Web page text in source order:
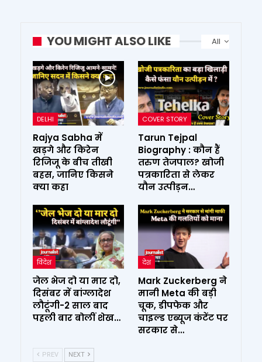
All
YOU MIGHT ALSO LIKE
DELHI
Rajya Sabha में
खड़गे और किरेन
रिजिजू के बीच तीखी
बहस, जानिए किसने
क्या कहा
COVER STORY
Tarun Tejpal
Biography : कौन हैं
तरुण तेजपाल? खोजी
पत्रकारिता से लेकर
यौन उत्पीड़न…
विदेश
जेल भेज दो या मार दो,
दिसंबर में बांग्लादेश
लौटूंगी-2 साल बाद
पहली बार बोलीं शेख…
देश
Mark Zuckerberg ने
मानी Meta की बड़ी
चूक, डीपफेक और
चाइल्ड एब्यूज कंटेंट पर
सरकार से…
PREV NEXT